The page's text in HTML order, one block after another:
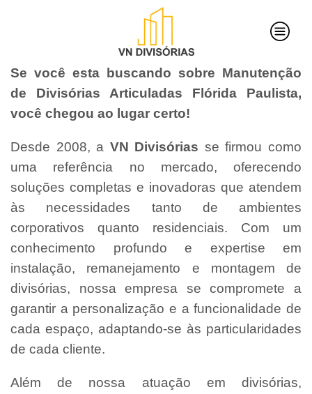
Se você esta buscando sobre Manutenção
de Divisórias Articuladas Flórida Paulista,
você chegou ao lugar certo!
Desde 2008, a VN Divisórias se firmou como
uma referência no mercado, oferecendo
soluções completas e inovadoras que atendem
às necessidades tanto de ambientes
corporativos quanto residenciais. Com um
conhecimento profundo e expertise em
instalação, remanejamento e montagem de
divisórias, nossa empresa se compromete a
garantir a personalização e a funcionalidade de
cada espaço, adaptando-se às particularidades
de cada cliente.
Além de nossa atuação em divisórias,